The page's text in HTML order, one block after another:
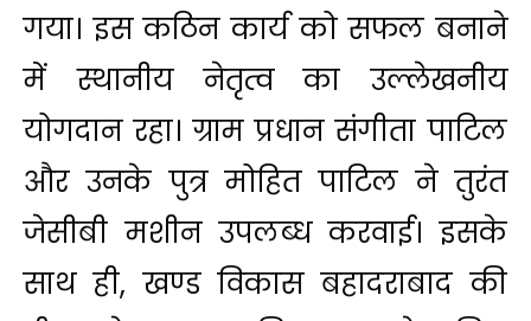
गया। इस कठिन कार्य को सफल बनाने
में स्थानीय नेतृत्व का उल्लेखनीय
योगदान रहा। ग्राम प्रधान संगीता पाटिल
और उनके पुत्र मोहित पाटिल ने तुरंत
जेसीबी मशीन उपलब्ध करवाई। इसके
साथ ही, खण्ड विकास बहादराबाद की